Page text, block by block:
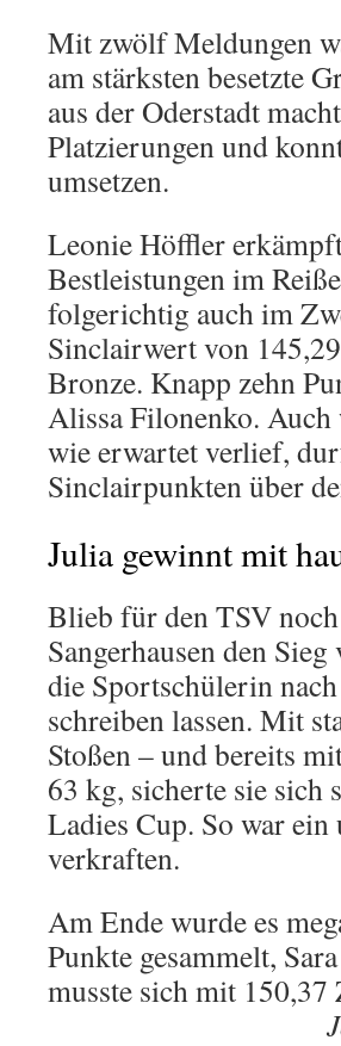
Mit zwölf Meldungen
am stärksten besetzte
aus der Oderstadt
Platzierungen und
umsetzen.
Leonie Höffler
Bestleistungen im
folgerichtig auch im
Sinclairwert von
Bronze. Knapp zehn
Alissa Filonenko.
wie erwartet verlief,
Sinclairpunkten über
Julia gewinnt mit
Blieb für den TSV
Sangerhausen den
die Sportschülerin
schreiben lassen. Mit
Stoßen – und bereits
63 kg, sicherte sie
Ladies Cup. So war
verkraften.
Am Ende wurde es
Punkte gesammelt,
musste sich mit